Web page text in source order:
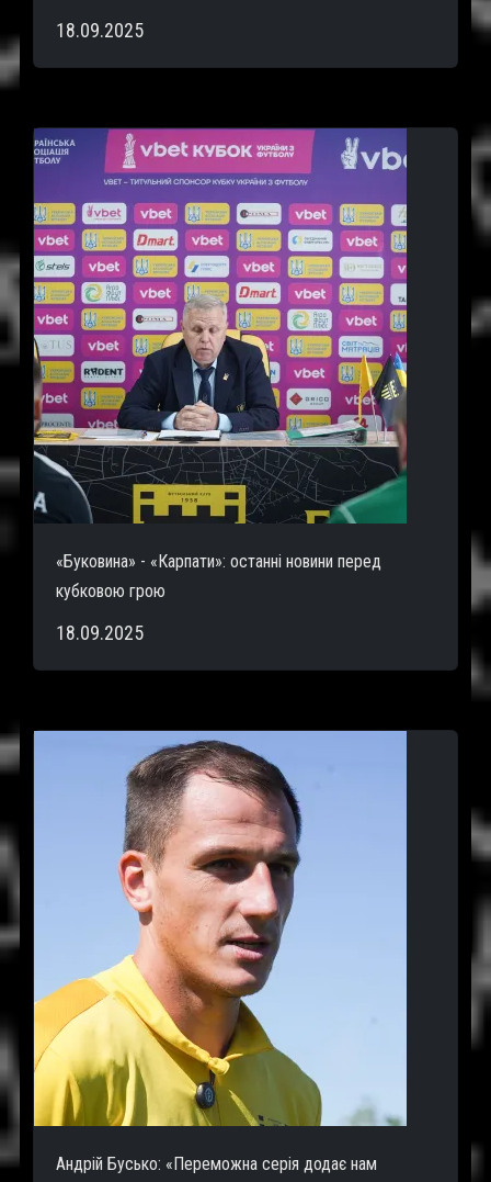
18.09.2025
«Буковина» - «Карпати»: останні новини перед
кубковою грою
18.09.2025
Андрій Бусько: «Переможна серія додає нам